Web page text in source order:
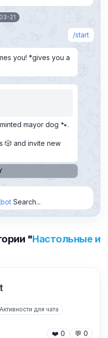
21
start
you! *gives you a
mayor dog 🐾.
🎲 and invite new
в чат и
Search...
"Настольные и
Активности для чата
❤️ 0 💬 0